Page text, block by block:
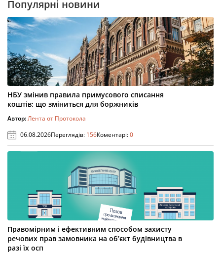
Популярні новини
НБУ змінив правила примусового списання
коштів: що зміниться для боржників
Автор:Лента от Протокола
06.08.2026Переглядів: 156Коментарі:0
Правомірним і ефективним способом захисту
речових прав замовника на об’єкт будівництва в
разі їх осп